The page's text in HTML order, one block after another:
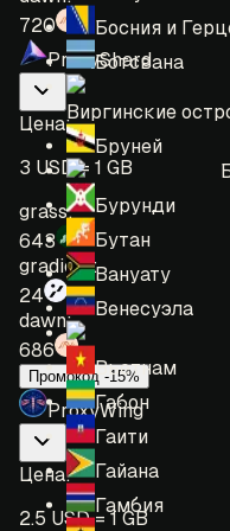
Босния и
Ботсвана
Виргинские
Бруней
Бурунди
Бутан
Вануату
Венесуэла
Вьетнам
Габон
Гаити
Гайана
Гамбия
720
ProxyShard
Цена:
3 USD = 1 GB
grass:
643
gradient:
24
dawn:
686
Промокод -15%
ProxyWing
Цена:
2.5 USD = 1 GB